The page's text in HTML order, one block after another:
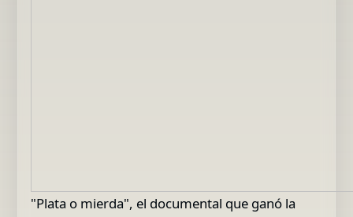
"Plata o mierda", el documental que ganó la